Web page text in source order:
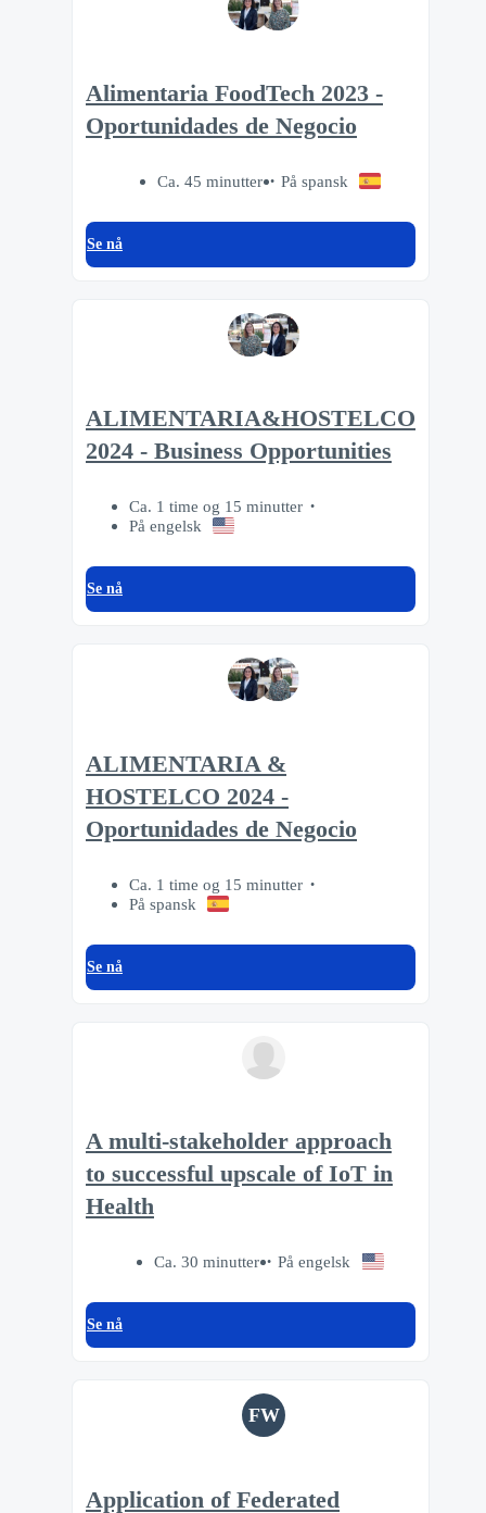
Alimentaria FoodTech 2023 -
Oportunidades de Negocio
Ca. 45 minutter På spansk
Se nå
ALIMENTARIA&HOSTELCO
2024 - Business Opportunities
Ca. 1 time og 15 minutter
På engelsk
Se nå
ALIMENTARIA &
HOSTELCO 2024 -
Oportunidades de Negocio
Ca. 1 time og 15 minutter
På spansk
Se nå
A multi-stakeholder approach
to successful upscale of IoT in
Health
Ca. 30 minutter På engelsk
Se nå
FW
Application of Federated